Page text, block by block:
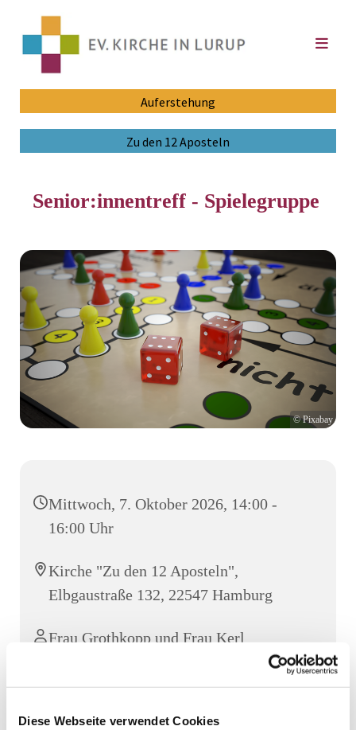
Diese Webseite verwendet Cookies
Auferstehung
Zu den 12 Aposteln
Senior:innentreff - Spielegruppe
© Pixabay
Mittwoch, 7. Oktober 2026, 14:00 -
16:00 Uhr
Kirche "Zu den 12 Aposteln",
Elbgaustraße 132, 22547 Hamburg
Frau Grothkopp und Frau Kerl
Spielen, Spaß haben, Klönen, Kaffeetrinken - wenn sie